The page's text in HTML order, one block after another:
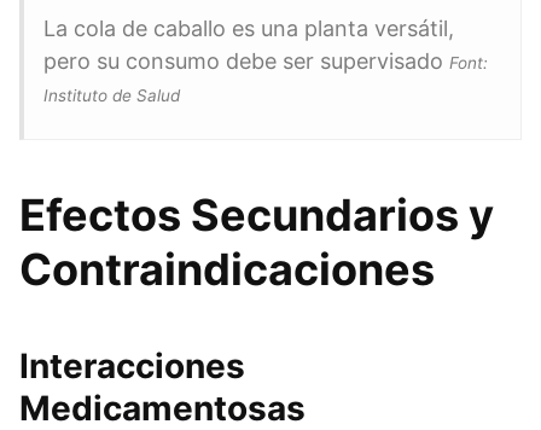
La cola de caballo es una planta versátil,
pero su consumo debe ser supervisado Font:
Instituto de Salud
Efectos Secundarios y
Contraindicaciones
Interacciones
Medicamentosas